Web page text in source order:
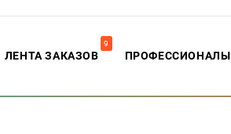
ЛЕНТА ЗАКАЗОВ
9
ПРОФЕССИОНАЛЫ